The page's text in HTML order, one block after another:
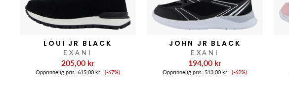
LOUI JR BLACK
EXANI
205,00 kr
Opprinnelig pris:615,00 kr Salgspris
(-67%)
JOHN JR BLACK
EXANI
194,00 kr
Opprinnelig pris: 513,00 kr Salgspris
(-62%)